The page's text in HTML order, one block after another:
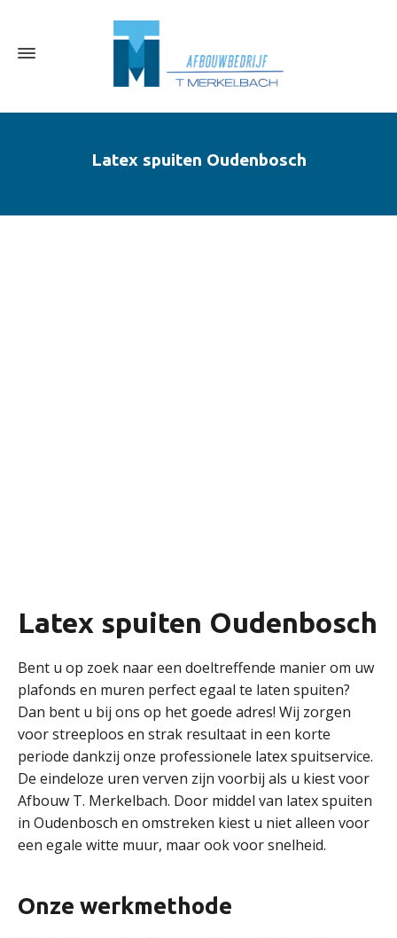
Latex spuiten Oudenbosch
Latex spuiten Oudenbosch
Bent u op zoek naar een doeltreffende manier om uw
plafonds en muren perfect egaal te laten spuiten?
Dan bent u bij ons op het goede adres! Wij zorgen
voor streeploos en strak resultaat in een korte
periode dankzij onze professionele latex spuitservice.
De eindeloze uren verven zijn voorbij als u kiest voor
Afbouw T. Merkelbach. Door middel van latex spuiten
in Oudenbosch en omstreken kiest u niet alleen voor
een egale witte muur, maar ook voor snelheid.
Onze werkmethode